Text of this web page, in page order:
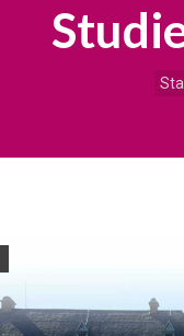
Du